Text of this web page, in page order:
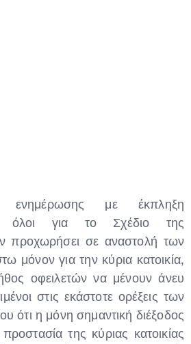
με έκπληξη
όλοι για το Σχέδιο της
προχωρήσει σε αναστολή των
μόνον για την κύρια κατοικία,
οφειλετών να μένουν άνευ
στις εκάστοτε ορέξεις των
ότι η μόνη σημαντική διέξοδος
της κύριας κατοικίας